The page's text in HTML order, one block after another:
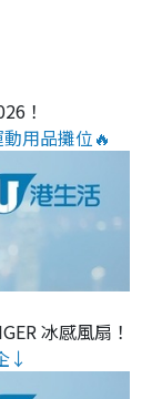
！
用品攤位🔥
冰感風扇！
↓